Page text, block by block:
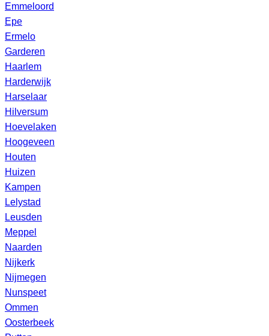
Emmeloord
Epe
Ermelo
Garderen
Haarlem
Harderwijk
Harselaar
Hilversum
Hoevelaken
Hoogeveen
Houten
Huizen
Kampen
Lelystad
Leusden
Meppel
Naarden
Nijkerk
Nijmegen
Nunspeet
Ommen
Oosterbeek